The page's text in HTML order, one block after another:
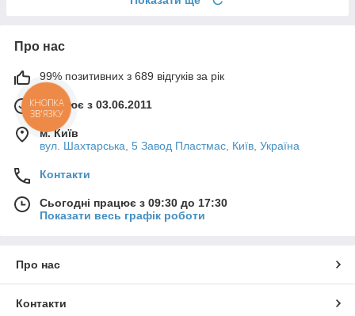
Про нас
99% позитивних з 689 відгуків за рік
Працює з 03.06.2011
м. Київ
вул. Шахтарська, 5 Завод Пластмас, Київ, Україна
Контакти
Сьогодні працює з 09:30 до 17:30
Показати весь графік роботи
Про нас
Контакти
КНОПКА
ЗВ'ЯЗКУ